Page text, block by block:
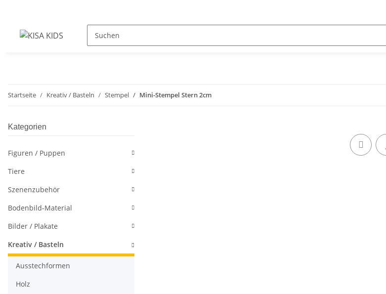
Startseite Kreativ / Basteln Stempel Mini-Stempel Stern 2cm
Kategorien
Figuren / Puppen
Tiere
Szenenzubehör
Bodenbild-Material
Bilder / Plakate
Kreativ / Basteln
Ausstechformen
Holz